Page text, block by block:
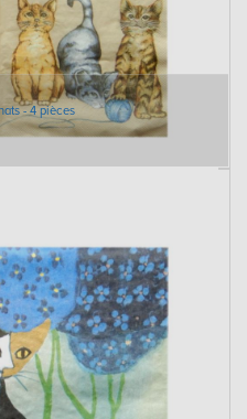
- 4 pièces